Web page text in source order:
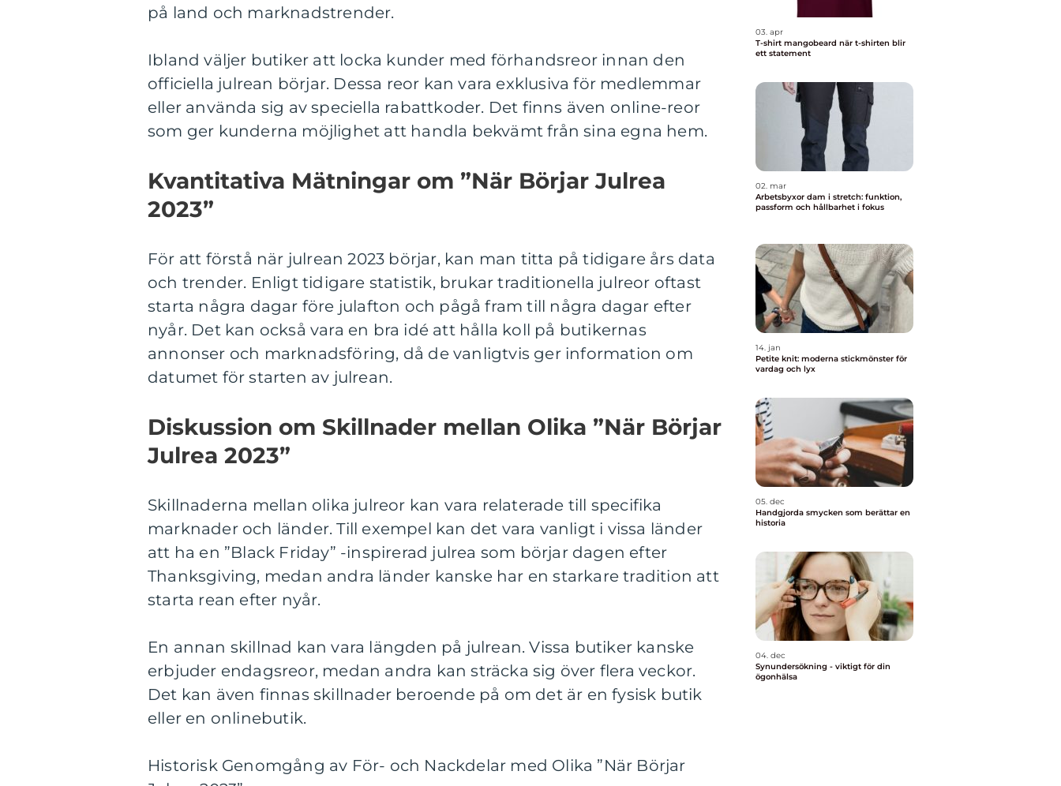
på land och marknadstrender.
Ibland väljer butiker att locka kunder med förhandsreor innan den
officiella julrean börjar. Dessa reor kan vara exklusiva för medlemmar
eller använda sig av speciella rabattkoder. Det finns även online-reor
som ger kunderna möjlighet att handla bekvämt från sina egna hem.
Kvantitativa Mätningar om ”När Börjar Julrea
2023”
För att förstå när julrean 2023 börjar, kan man titta på tidigare års data
och trender. Enligt tidigare statistik, brukar traditionella julreor oftast
starta några dagar före julafton och pågå fram till några dagar efter
nyår. Det kan också vara en bra idé att hålla koll på butikernas
annonser och marknadsföring, då de vanligtvis ger information om
datumet för starten av julrean.
Diskussion om Skillnader mellan Olika ”När Börjar
Julrea 2023”
Skillnaderna mellan olika julreor kan vara relaterade till specifika
marknader och länder. Till exempel kan det vara vanligt i vissa länder
att ha en ”Black Friday” -inspirerad julrea som börjar dagen efter
Thanksgiving, medan andra länder kanske har en starkare tradition att
starta rean efter nyår.
En annan skillnad kan vara längden på julrean. Vissa butiker kanske
erbjuder endagsreor, medan andra kan sträcka sig över flera veckor.
Det kan även finnas skillnader beroende på om det är en fysisk butik
eller en onlinebutik.
Historisk Genomgång av För- och Nackdelar med Olika ”När Börjar
03. apr
T-shirt mangobeard när t-shirten blir
ett statement
02. mar
Arbetsbyxor dam i stretch: funktion,
passform och hållbarhet i fokus
14. jan
Petite knit: moderna stickmönster för
vardag och lyx
05. dec
Handgjorda smycken som berättar en
historia
04. dec
Synundersökning - viktigt för din
ögonhälsa